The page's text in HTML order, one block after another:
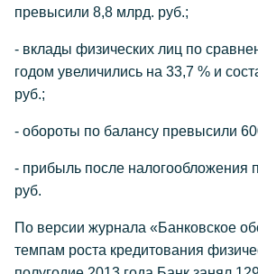
превысили 8,8 млрд. руб.;
- вклады физических лиц по
годом увеличились на 33,7 % и
руб.;
- обороты по балансу превысили
- прибыль после налогообложения
руб.
По версии журнала «Банковское
темпам роста кредитования